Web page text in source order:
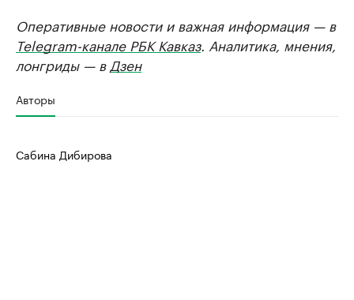
Оперативные новости и важная информация — в
Telegram-канале РБК Кавказ. Аналитика, мнения,
лонгриды — в Дзен
Авторы
Сабина Дибирова